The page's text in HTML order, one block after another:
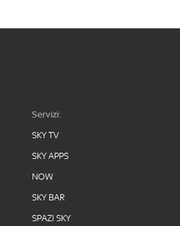
Servizi:
SKY TV
SKY APPS
NOW
SKY BAR
SPAZI SKY